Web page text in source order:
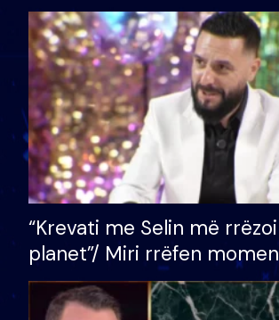
bashkëshorten: S’kemi
divorci apo jo?
“Krevati me Selin më
planet”/ Miri rrëfen
bukura në shtëpinë e BB
mungojë zilja e mëngjesit